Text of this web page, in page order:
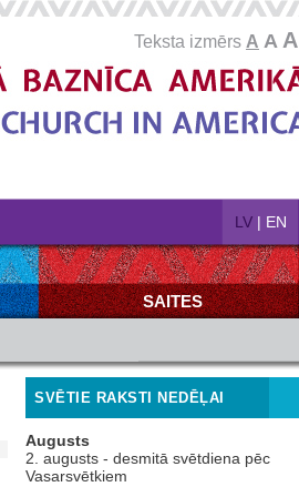
Teksta izmērs A A A
LV | EN
SAITES
SVĒTIE RAKSTI NEDĒĻAI
Augusts
2. augusts - desmitā svētdiena pēc
Vasarsvētkiem